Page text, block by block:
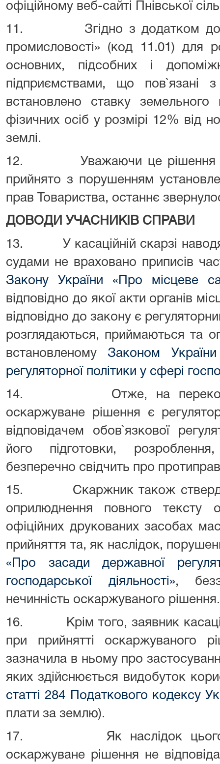
офіційному веб-сайті Пнівської
11. Згідно з додатком до
промисловості» (код 11.01) для
основних, підсобних і
підприємствами, що пов`язані
встановлено ставку
фізичних осіб у розмірі 12% від
землі.
12. Уважаючи це рішення
прийнято з порушенням
прав Товариства, останнє
ДОВОДИ УЧАСНИКІВ СПРАВИ
13. У касаційній скарзі
судами не враховано приписів
Закону України «Про місцеве
відповідно до якої акти органів
відповідно до закону є
розглядаються, приймаються та
встановленому Законом
регуляторної політики у сфері
14. Отже, на
оскаржуване рішення є
відповідачем обов`язкової
його підготовки,
безперечно свідчить про
15. Скаржник також
оприлюднення повного тексту
офіційних друкованих засобах
прийняття та, як наслідок,
«Про засади державної
господарської діяльності»,
нечинність оскаржуваного рішення.
16. Крім того, заявник
при прийнятті оскаржуваного
зазначила в ньому про
яких здійснюється видобуток
статті 284 Податкового кодексу
плати за землю).
17. Як наслідок цього
оскаржуване рішення не